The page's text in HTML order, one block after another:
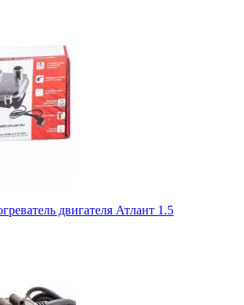
двигателя Атлант 1.5